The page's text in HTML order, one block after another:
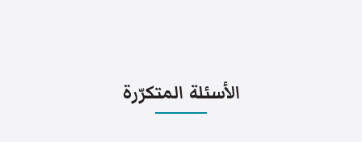
الأسئلة المتكرّرة